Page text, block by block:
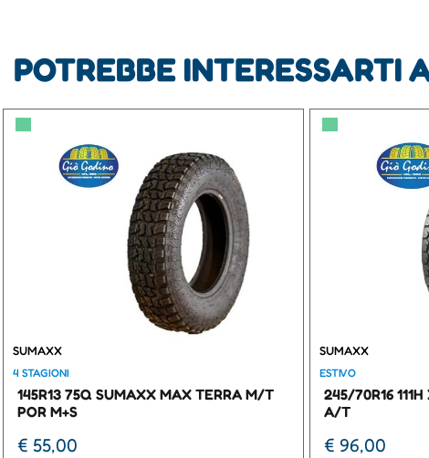
POTREBBE INTERESSARTI
▀
SUMAXX
4 STAGIONI
145R13 75Q SUMAXX MAX TERRA M/T
POR M+S
€ 55,00
▀
SUMAXX
ESTIVO
245/70R16
A/T
€ 96,00